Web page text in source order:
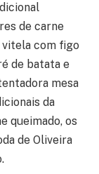
de carne
vitela com figo
de batata e
mesa
da
queimado, os
de Oliveira